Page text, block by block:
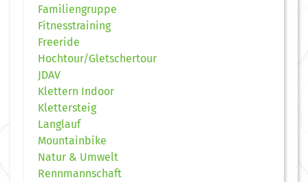
Familiengruppe
Fitnesstraining
Freeride
Hochtour/Gletschertour
JDAV
Klettern Indoor
Klettersteig
Langlauf
Mountainbike
Natur & Umwelt
Rennmannschaft